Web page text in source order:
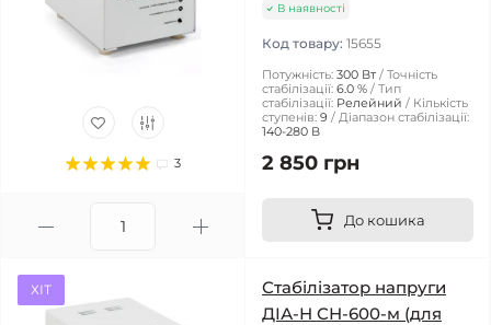
3
В наявності
Код товару: 15655
Потужність: 300 Вт
Точність
стабілізації: 6.0 %
Тип
стабілізації: Релейний
Кількість
ступенів: 9
Діапазон стабілізації:
140-280 В
2 850 грн
До кошика
ХІТ
Стабілізатор напруги
ДІА-Н СН-600-м (для